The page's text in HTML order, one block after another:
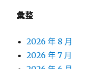
彙整
2026 年 8 月
2026 年 7 月